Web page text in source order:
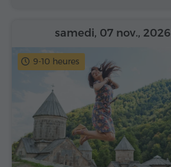
9-10 heures
samedi, 07 nov., 2026